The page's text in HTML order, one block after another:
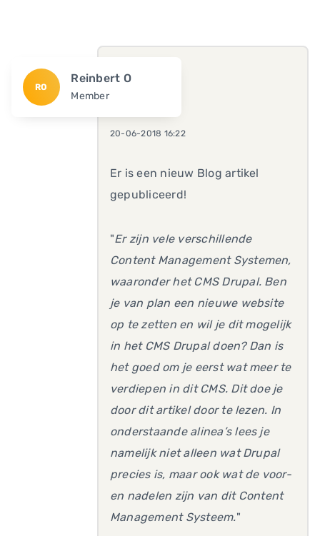
RO
Reinbert O
Member
20-06-2018 16:22
Er is een nieuw Blog artikel
gepubliceerd!
"Er zijn vele verschillende
Content Management Systemen,
waaronder het CMS Drupal. Ben
je van plan een nieuwe website
op te zetten en wil je dit mogelijk
in het CMS Drupal doen? Dan is
het goed om je eerst wat meer te
verdiepen in dit CMS. Dit doe je
door dit artikel door te lezen. In
onderstaande alinea’s lees je
namelijk niet alleen wat Drupal
precies is, maar ook wat de voor-
en nadelen zijn van dit Content
Management Systeem."